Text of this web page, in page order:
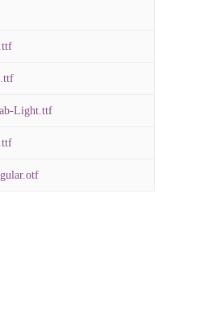
Light.ttf